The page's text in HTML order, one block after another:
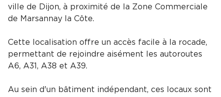
ville de Dijon, à proximité de la Zone Commerciale
de Marsannay la Côte.
Cette localisation offre un accès facile à la rocade,
permettant de rejoindre aisément les autoroutes
A6, A31, A38 et A39.
Au sein d'un bâtiment indépendant, ces locaux sont